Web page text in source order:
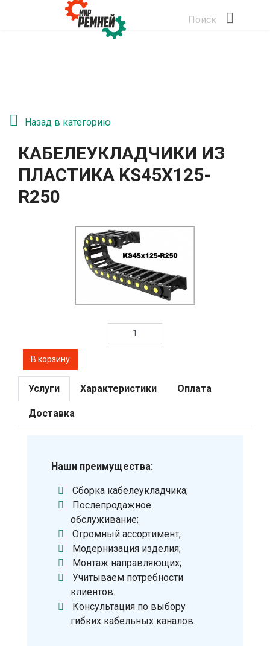
Поиск
Назад в категорию
КАБЕЛЕУКЛАДЧИКИ ИЗ
ПЛАСТИКА KS45Х125-
R250
Услуги Характеристики Оплата
Доставка
Наши преимущества:
Сборка кабелеукладчика;
Послепродажное
обслуживание;
Огромный ассортимент;
Модернизация изделия;
Монтаж направляющих;
Учитываем потребности
клиентов.
Консультация по выбору
гибких кабельных каналов.